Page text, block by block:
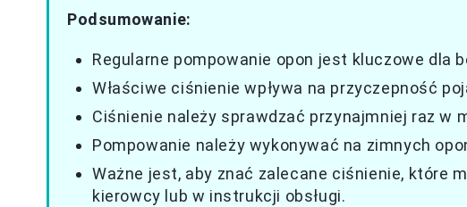
Podsumowanie:
Regularne pompowanie opon jest kluczowe dla
Właściwe ciśnienie wpływa na przyczepność
Ciśnienie należy sprawdzać przynajmniej raz w
Pompowanie należy wykonywać na zimnych
Ważne jest, aby znać zalecane ciśnienie, które
kierowcy lub w instrukcji obsługi.